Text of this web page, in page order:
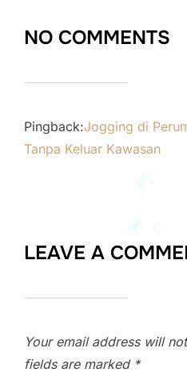
NO COMMENTS
Pingback:Jogging di
Tanpa Keluar Kawasan
LEAVE A
Your email address will
fields are marked *